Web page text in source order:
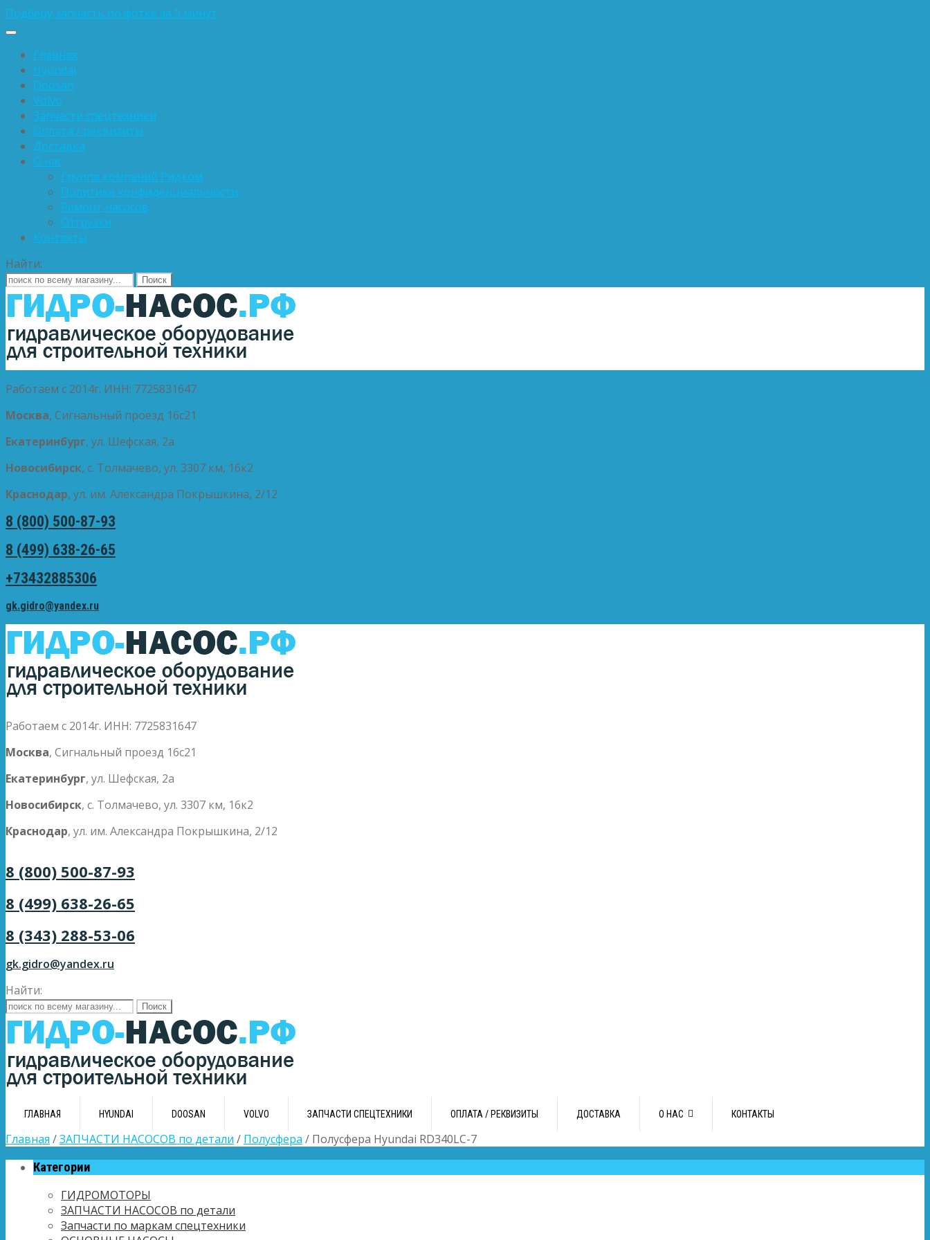
Подберу запчасть по фотке за 5 минут
Главная
Hyundai
Doosan
Volvo
Запчасти спецтехники
Оплата / реквизиты
Доставка
О нас
Группа компаний Ридком
Политика конфиденциальности
Ремонт насосов
Отгрузки
Контакты
Найти:
Работаем с 2014г. ИНН: 7725831647
Москва, Сигнальный проезд 16с21
Екатеринбург, ул. Шефская, 2а
Новосибирск, с. Толмачево, ул. 3307 км, 16к2
Краснодар, ул. им. Александра Покрышкина, 2/12
8 (800) 500-87-93
8 (499) 638-26-65
+73432885306
gk.gidro@yandex.ru
Работаем с 2014г. ИНН: 7725831647
Москва, Сигнальный проезд 16с21
Екатеринбург, ул. Шефская, 2а
Новосибирск, с. Толмачево, ул. 3307 км, 16к2
Краснодар, ул. им. Александра Покрышкина, 2/12
8 (800) 500-87-93
8 (499) 638-26-65
8 (343) 288-53-06
gk.gidro@yandex.ru
Найти:
ГЛАВНАЯ HYUNDAI DOOSAN VOLVO ЗАПЧАСТИ СПЕЦТЕХНИКИ ОПЛАТА / РЕКВИЗИТЫ ДОСТАВКА О НАС КОНТАКТЫ
Главная /ЗАПЧАСТИ НАСОСОВ по детали / Полусфера / Полусфера Hyundai RD340LC-7
Категории
ГИДРОМОТОРЫ
ЗАПЧАСТИ НАСОСОВ по детали
Запчасти по маркам спецтехники